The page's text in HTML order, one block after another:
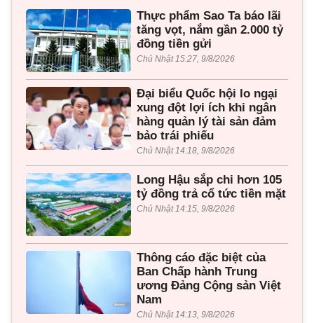
Thực phẩm Sao Ta báo lãi
tăng vọt, nắm gần 2.000 tỷ
đồng tiền gửi
Chủ Nhật 15:27, 9/8/2026
Đại biểu Quốc hội lo ngại
xung đột lợi ích khi ngân
hàng quản lý tài sản đảm
bảo trái phiếu
Chủ Nhật 14:18, 9/8/2026
Long Hậu sắp chi hơn 105
tỷ đồng trả cổ tức tiền mặt
Chủ Nhật 14:15, 9/8/2026
Thông cáo đặc biệt của
Ban Chấp hành Trung
ương Đảng Cộng sản Việt
Nam
Chủ Nhật 14:13, 9/8/2026